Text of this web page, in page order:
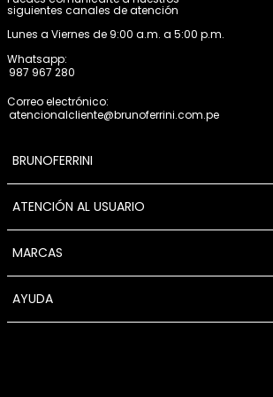
siguientes canales de atención
Lunes a Viernes de 9:00 a.m. a 5:00 p.m.
Whatsapp:
987 967 280
Correo electrónico:
atencionalcliente@brunoferrini.com.pe
BRUNOFERRINI
ATENCIÓN AL USUARIO
MARCAS
AYUDA